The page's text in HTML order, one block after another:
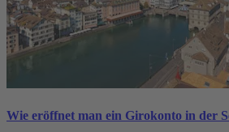
Wie eröffnet man ein Girokonto in der